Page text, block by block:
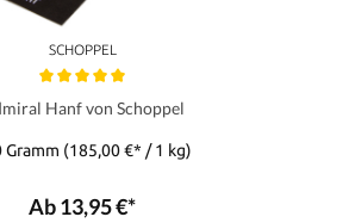
SCHOPPEL
Hanf von Schoppel
Gramm (185,00 €* / 1 kg)
Ab 13,95 €*